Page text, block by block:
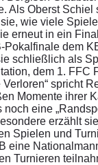
Als Oberst Schiel
wie viele
erneut in ein
Pokalfinale dem
schließlich als
dem 1. FFC
Verloren“ spricht
Momente ihrer
eine
erzählt
Spielen und
eine
Turnieren